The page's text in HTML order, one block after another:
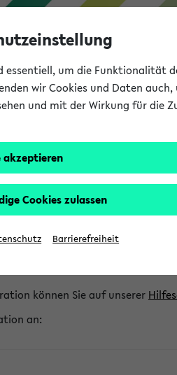
in eine Vielzahl von
können Sie auf unserer
an:
essentiell, um die Funktionalität
wir Cookies und Daten
und mit der Wirkung für die
akzeptieren
Cookies zulassen
Barrierefreiheit